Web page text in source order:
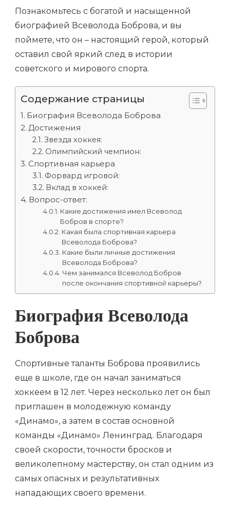
Познакомьтесь с богатой и насыщенной
биографией Всеволода Боброва, и вы
поймете, что он – настоящий герой, который
оставил свой яркий след в истории
советского и мирового спорта.
Содержание страницы
Биография Всеволода Боброва
Достижения
Звезда хоккея:
Олимпийский чемпион:
Спортивная карьера
Форвард игровой:
Вклад в хоккей:
Вопрос-ответ:
Какие достижения имел Всеволод
Бобров в спорте?
Какая была спортивная карьера
Всеволода Боброва?
Какие были личные достижения
Всеволода Боброва?
Чем занимался Всеволод Бобров
после окончания спортивной карьеры?
Биография Всеволода
Боброва
Спортивные таланты Боброва проявились
еще в школе, где он начал заниматься
хоккеем в 12 лет. Через несколько лет он был
приглашен в молодежную команду
«Динамо», а затем в состав основной
команды «Динамо» Ленинград. Благодаря
своей скорости, точности бросков и
великолепному мастерству, он стал одним из
самых опасных и результативных
нападающих своего времени.